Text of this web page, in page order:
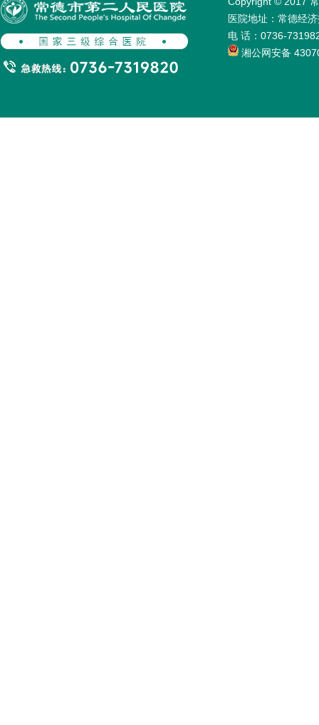
医院地址：常德经
电 话：0736-
湘公网安备